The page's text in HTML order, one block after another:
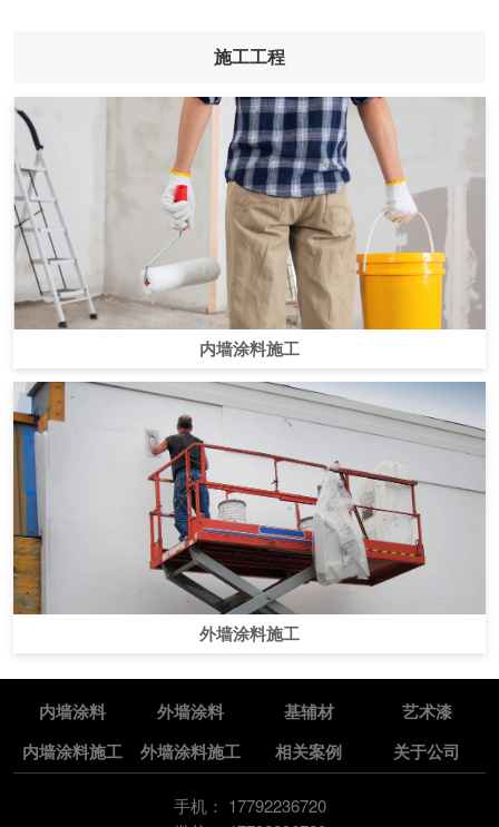
施工工程
内墙涂料施工
外墙涂料施工
内墙涂料 外墙涂料 基辅材
艺术漆
内墙涂料施工
外墙涂料施工 相关案例 关于公司
手机： 17792236720